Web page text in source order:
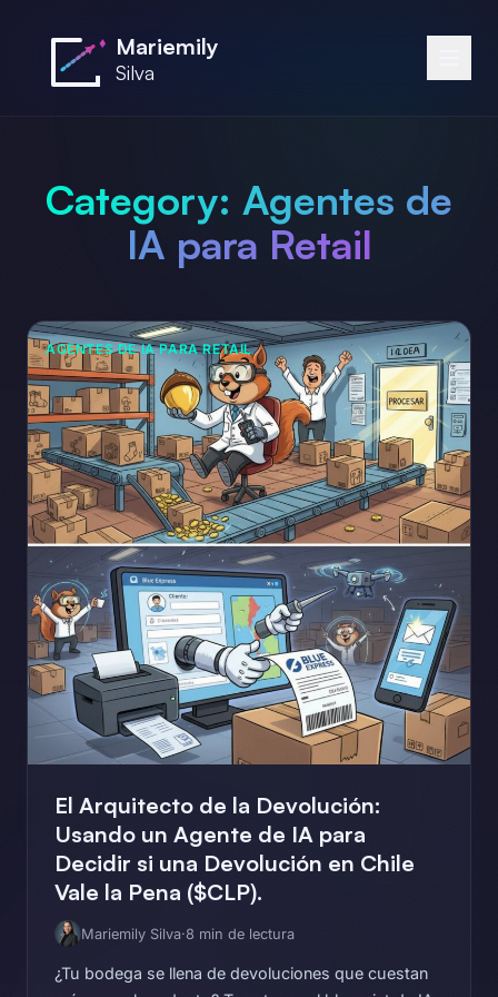
Mariemily
Silva
Category: Agentes de
IA para Retail
AGENTES DE IA PARA RETAIL
El Arquitecto de la Devolución:
Usando un Agente de IA para
Decidir si una Devolución en Chile
Vale la Pena ($CLP).
Mariemily Silva·8 min de lectura
¿Tu bodega se llena de devoluciones que cuestan